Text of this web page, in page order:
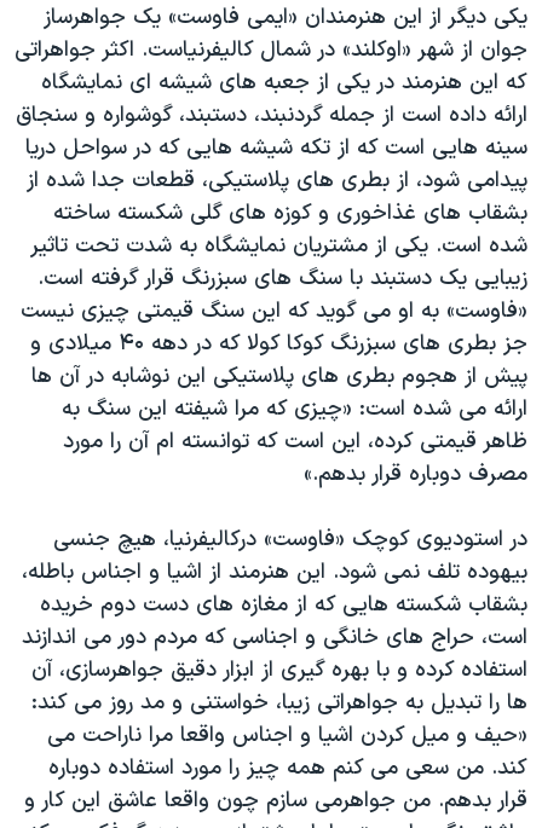
یکی دیگر از این هنرمندان «ایمی فاوست» یک جواهرساز
جوان از شهر «اوکلند» در شمال کالیفرنیاست. اکثر جواهراتی
که این هنرمند در یکی از جعبه های شیشه ای نمایشگاه
ارائه داده است از جمله گردنبند، دستبند، گوشواره و سنجاق
سینه هایی است که از تکه شیشه هایی که در سواحل دریا
پیدامی شود، از بطری های پلاستیکی، قطعات جدا شده از
بشقاب های غذاخوری و کوزه های گلی شکسته ساخته
شده است. یکی از مشتریان نمایشگاه به شدت تحت تاثیر
زیبایی یک دستبند با سنگ های سبزرنگ قرار گرفته است.
«فاوست» به او می گوید که این سنگ قیمتی چیزی نیست
جز بطری های سبزرنگ کوکا کولا که در دهه ۴۰ میلادی و
پیش از هجوم بطری های پلاستیکی این نوشابه در آن ها
ارائه می شده است: «چیزی که مرا شیفته این سنگ به
ظاهر قیمتی کرده، این است که توانسته ام آن را مورد
مصرف دوباره قرار بدهم.»
در استودیوی کوچک «فاوست» درکالیفرنیا، هیچ جنسی
بیهوده تلف نمی شود. این هنرمند از اشیا و اجناس باطله،
بشقاب شکسته هایی که از مغازه های دست دوم خریده
است، حراج های خانگی و اجناسی که مردم دور می اندازند
استفاده کرده و با بهره گیری از ابزار دقیق جواهرسازی، آن
ها را تبدیل به جواهراتی زیبا، خواستنی و مد روز می کند:
«حیف و میل کردن اشیا و اجناس واقعا مرا ناراحت می
کند. من سعی می کنم همه چیز را مورد استفاده دوباره
قرار بدهم. من جواهرمی سازم چون واقعا عاشق این کار و